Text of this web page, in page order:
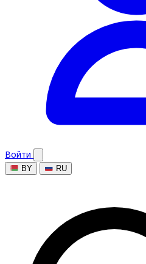
Войти
BY RU